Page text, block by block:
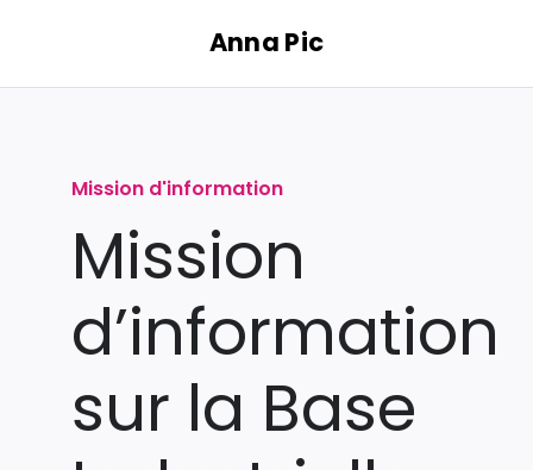
contenu
Anna Pic
Mission d'information
Mission
d’information
sur la Base